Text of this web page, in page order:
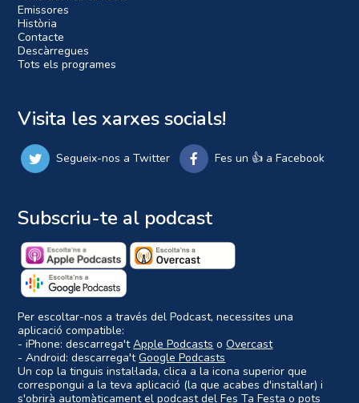
Emissores
Història
Contacte
Descàrregues
Tots els programes
Visita les xarxes socials!
Segueix-nos a Twitter Fes un 👍 a Facebook
Subscriu-te al podcast
Per escoltar-nos a través del Podcast, necessites una
aplicació compatible:
- iPhone: descarrega'tApple Podcasts oOvercast
- Android: descarrega'tGoogle Podcasts
Un cop la tinguis instal·lada, clica a la icona superior que
correspongui a la teva aplicació (la que acabes d'instal·lar) i
s'obrirà automàticament el podcast del Fes Ta Festa o pots